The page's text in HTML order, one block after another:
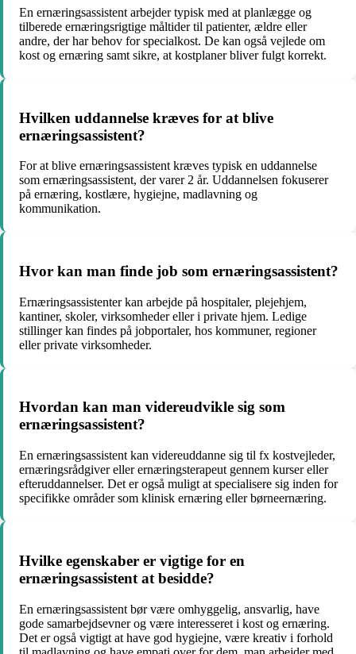
En ernæringsassistent arbejder typisk med at planlægge og
tilberede ernæringsrigtige måltider til patienter, ældre eller
andre, der har behov for specialkost. De kan også vejlede om
kost og ernæring samt sikre, at kostplaner bliver fulgt korrekt.
Hvilken uddannelse kræves for at blive
ernæringsassistent?
For at blive ernæringsassistent kræves typisk en uddannelse
som ernæringsassistent, der varer 2 år. Uddannelsen fokuserer
på ernæring, kostlære, hygiejne, madlavning og
kommunikation.
Hvor kan man finde job som ernæringsassistent?
Ernæringsassistenter kan arbejde på hospitaler, plejehjem,
kantiner, skoler, virksomheder eller i private hjem. Ledige
stillinger kan findes på jobportaler, hos kommuner, regioner
eller private virksomheder.
Hvordan kan man videreudvikle sig som
ernæringsassistent?
En ernæringsassistent kan videreuddanne sig til fx kostvejleder,
ernæringsrådgiver eller ernæringsterapeut gennem kurser eller
efteruddannelser. Det er også muligt at specialisere sig inden for
specifikke områder som klinisk ernæring eller børneernæring.
Hvilke egenskaber er vigtige for en
ernæringsassistent at besidde?
En ernæringsassistent bør være omhyggelig, ansvarlig, have
gode samarbejdsevner og være interesseret i kost og ernæring.
Det er også vigtigt at have god hygiejne, være kreativ i forhold